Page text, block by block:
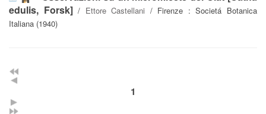
edulis, Forsk]/ Ettore Castellani / Firenze : Societá Botanica
Italiana (1940)
1